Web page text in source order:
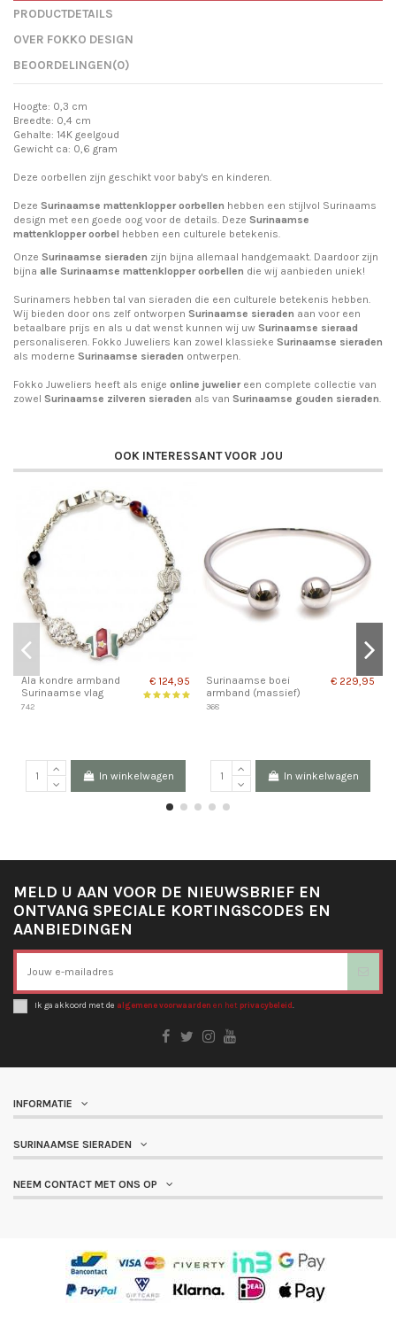
PRODUCTDETAILS
OVER FOKKO DESIGN
BEOORDELINGEN(0)
Hoogte: 0,3 cm
Breedte: 0,4 cm
Gehalte: 14K geelgoud
Gewicht ca: 0,6 gram
Deze oorbellen zijn geschikt voor baby's en kinderen.
Deze Surinaamse mattenklopper oorbellen hebben een stijlvol Surinaams
design met een goede oog voor de details. Deze Surinaamse
mattenklopper oorbel hebben een culturele betekenis.
Onze Surinaamse sieraden zijn bijna allemaal handgemaakt. Daardoor zijn
bijna alle Surinaamse mattenklopper oorbellen die wij aanbieden uniek!
Surinamers hebben tal van sieraden die een culturele betekenis hebben.
Wij bieden door ons zelf ontworpen Surinaamse sieraden aan voor een
betaalbare prijs en als u dat wenst kunnen wij uw Surinaamse sieraad
personaliseren. Fokko Juweliers kan zowel klassieke Surinaamse sieraden
als moderne Surinaamse sieraden ontwerpen.
Fokko Juweliers heeft als enige online juweliereen complete collectie van
zowel Surinaamse zilveren sieraden als van Surinaamse gouden sieraden.
OOK INTERESSANT VOOR JOU
Ala kondre armband
Surinaamse vlag
742
€ 124,95
In winkelwagen
Surinaamse boei
armband (massief)
368
€ 229,95
In winkelwagen
MELD U AAN VOOR DE NIEUWSBRIEF EN
ONTVANG SPECIALE KORTINGSCODES EN
AANBIEDINGEN
Ik ga akkoord met de algemene voorwaarden en het privacybeleid.
INFORMATIE
SURINAAMSE SIERADEN
NEEM CONTACT MET ONS OP